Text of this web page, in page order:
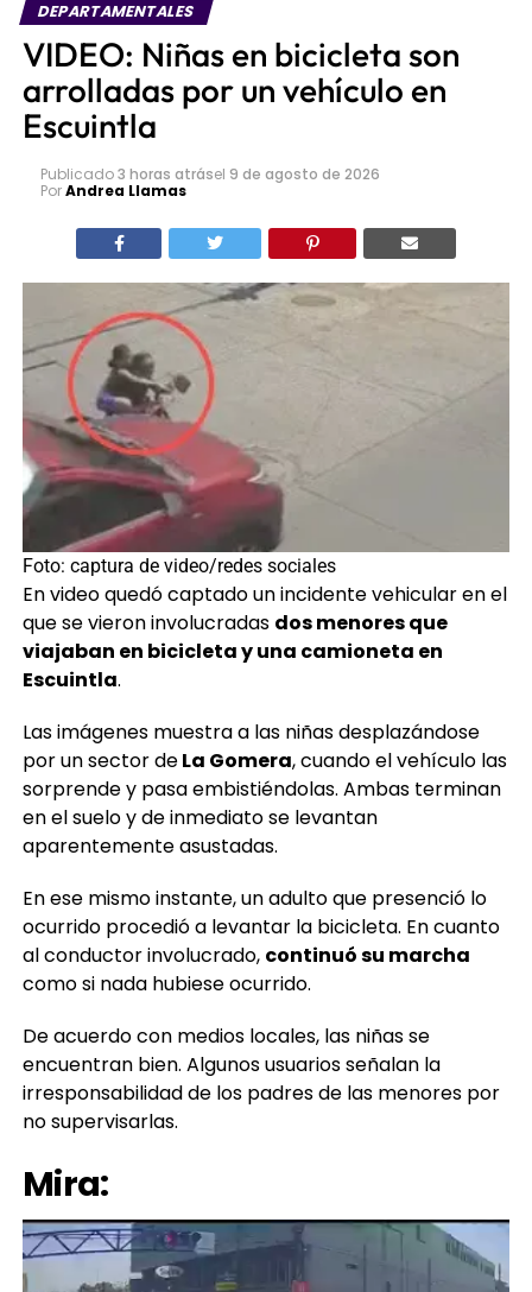
DEPARTAMENTALES
VIDEO: Niñas en bicicleta son
arrolladas por un vehículo en
Escuintla
Publicado3 horas atrásel 9 de agosto de 2026
PorAndrea Llamas
Foto: captura de video/redes sociales
En video quedó captado un incidente vehicular en el
que se vieron involucradas dos menores que
viajaban en bicicleta y una camioneta en
Escuintla.
Las imágenes muestra a las niñas desplazándose
por un sector deLa Gomera, cuando el vehículo las
sorprende y pasa embistiéndolas. Ambas terminan
en el suelo y de inmediato se levantan
aparentemente asustadas.
En ese mismo instante, un adulto que presenció lo
ocurrido procedió a levantar la bicicleta. En cuanto
al conductor involucrado, continuó su marcha
como si nada hubiese ocurrido.
De acuerdo con medios locales, las niñas se
encuentran bien. Algunos usuarios señalan la
irresponsabilidad de los padres de las menores por
no supervisarlas.
Mira: